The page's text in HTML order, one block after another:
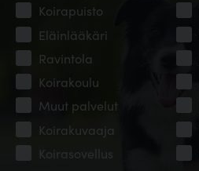
Koirapuisto
Eläinlääkäri
Ravintola
Koirakoulu
Muut palvelut
Koirakuvaaja
Koirasovellus